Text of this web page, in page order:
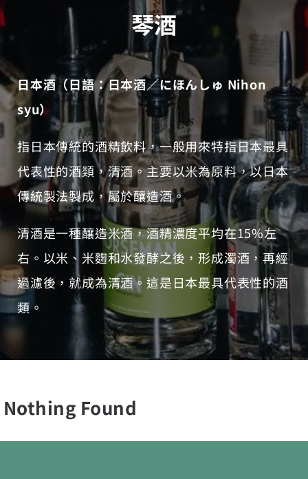
琴酒
日本酒（日語：日本酒／にほんしゅ Nihon
syu）
指日本傳統的酒精飲料，一般用來特指日本最具
代表性的酒類，清酒。主要以米為原料，以日本
傳統製法製成，屬於釀造酒。
清酒是一種釀造米酒，酒精濃度平均在15%左
右。以米、米麴和水發酵之後，形成濁酒，再經
過濾後，就成為清酒。這是日本最具代表性的酒
類。
Nothing Found